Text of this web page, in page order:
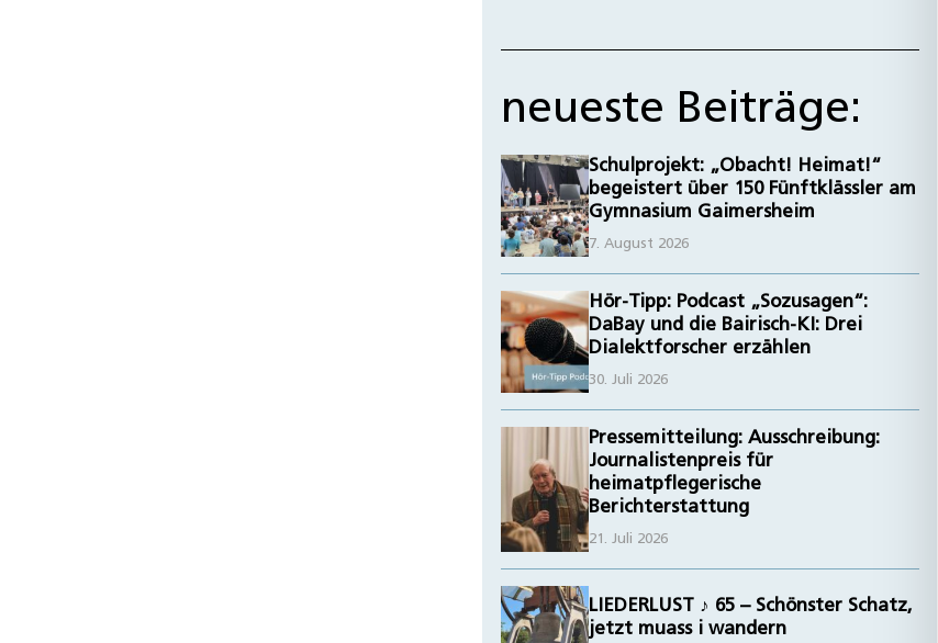
neueste Beiträge:
Schulprojekt: „Obacht! Heimat!“
begeistert über 150 Fünftklässler am
Gymnasium Gaimersheim
7. August 2026
Hör-Tipp: Podcast „Sozusagen“:
DaBay und die Bairisch-KI: Drei
Dialektforscher erzählen
30. Juli 2026
Pressemitteilung: Ausschreibung:
Journalistenpreis für
heimatpflegerische
Berichterstattung
21. Juli 2026
LIEDERLUST ♪ 65 – Schönster Schatz,
jetzt muass i wandern